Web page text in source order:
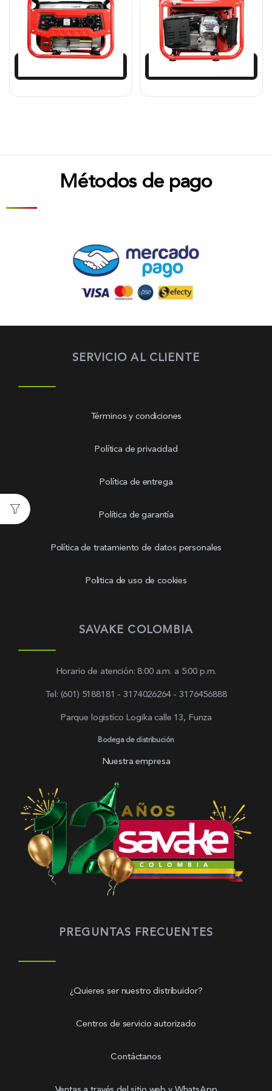
$1.548.912 $980.617
$ 882.555
Añadir al carrito
Métodos de pago
SERVICIO AL CLIENTE
Términos y condiciones
Política de privacidad
Política de entrega
Política de garantía
Política de tratamiento de datos personales
Politica de uso de cookies
SAVAKE COLOMBIA
Horario de atención: 8:00 a.m. a 5:00 p.m.
Tel: (601) 5188181 - 3174026264 - 3176456888
Parque logistíco Logika calle 13, Funza
Bodega de distribución
Nuestra empresa
PREGUNTAS FRECUENTES
¿Quieres ser nuestro distribuidor?
Centros de servicio autorizado
Contáctanos